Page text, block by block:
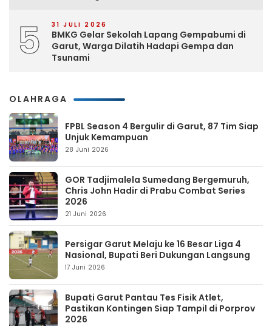
5 31 JULI 2026
BMKG Gelar Sekolah Lapang Gempabumi di
Garut, Warga Dilatih Hadapi Gempa dan
Tsunami
OLAHRAGA
FPBL Season 4 Bergulir di Garut, 87 Tim Siap
Unjuk Kemampuan
28 Juni 2026
GOR Tadjimalela Sumedang Bergemuruh,
Chris John Hadir di Prabu Combat Series
2026
21 Juni 2026
Persigar Garut Melaju ke 16 Besar Liga 4
Nasional, Bupati Beri Dukungan Langsung
17 Juni 2026
Bupati Garut Pantau Tes Fisik Atlet,
Pastikan Kontingen Siap Tampil di Porprov
2026